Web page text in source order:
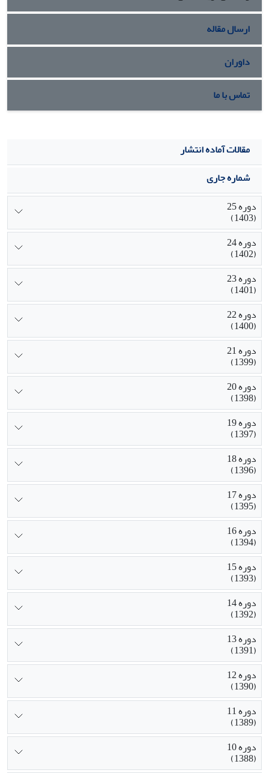
ارسال مقاله
داوران
تماس با ما
مقالات آماده انتشار
شماره جاری
دوره 25
(1403)
دوره 24
(1402)
دوره 23
(1401)
دوره 22
(1400)
دوره 21
(1399)
دوره 20
(1398)
دوره 19
(1397)
دوره 18
(1396)
دوره 17
(1395)
دوره 16
(1394)
دوره 15
(1393)
دوره 14
(1392)
دوره 13
(1391)
دوره 12
(1390)
دوره 11
(1389)
دوره 10
(1388)